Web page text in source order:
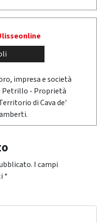
impresa e società
Petrillo - Proprietà
di Cava de'
I campi
*